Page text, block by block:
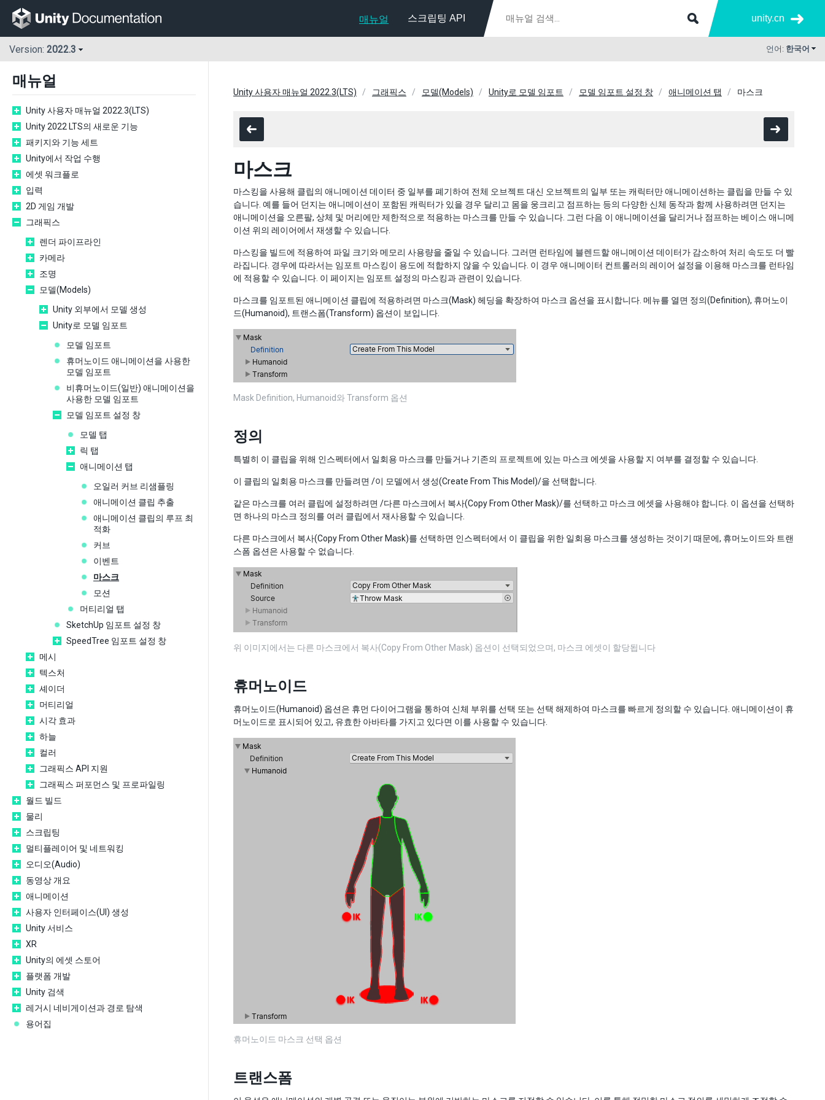
매뉴얼 스크립팅 API unity.cn
Version: 2022.3 언어: 한국어
매뉴얼
Unity 사용자 매뉴얼 2022.3(LTS)
Unity 2022 LTS의 새로운 기능
패키지와 기능 세트
Unity에서 작업 수행
에셋 워크플로
입력
2D 게임 개발
그래픽스
렌더 파이프라인
카메라
조명
모델(Models)
Unity 외부에서 모델 생성
Unity로 모델 임포트
모델 임포트
휴머노이드 애니메이션을 사용한
모델 임포트
비휴머노이드(일반) 애니메이션을
사용한 모델 임포트
모델 임포트 설정 창
모델 탭
릭 탭
애니메이션 탭
오일러 커브 리샘플링
애니메이션 클립 추출
애니메이션 클립의 루프 최
적화
커브
이벤트
마스크
모션
머티리얼 탭
SketchUp 임포트 설정 창
SpeedTree 임포트 설정 창
메시
텍스처
셰이더
머티리얼
시각 효과
하늘
컬러
그래픽스 API 지원
그래픽스 퍼포먼스 및 프로파일링
월드 빌드
물리
스크립팅
멀티플레이어 및 네트워킹
오디오(Audio)
동영상 개요
애니메이션
사용자 인터페이스(UI) 생성
Unity 서비스
XR
Unity의 에셋 스토어
플랫폼 개발
Unity 검색
레거시 네비게이션과 경로 탐색
용어집
Unity 사용자 매뉴얼 2022.3(LTS) 그래픽스 모델(Models) Unity로 모델 임포트 모델 임포트 설정 창 애니메이션 탭 마스크
마스크
마스킹을 사용해 클립의 애니메이션 데이터 중 일부를 폐기하여 전체 오브젝트 대신 오브젝트의 일부 또는 캐릭터만 애니메이션하는 클립을 만들 수 있
습니다. 예를 들어 던지는 애니메이션이 포함된 캐릭터가 있을 경우 달리고 몸을 웅크리고 점프하는 등의 다양한 신체 동작과 함께 사용하려면 던지는
애니메이션을 오른팔, 상체 및 머리에만 제한적으로 적용하는 마스크를 만들 수 있습니다. 그런 다음 이 애니메이션을 달리거나 점프하는 베이스 애니메
이션 위의 레이어에서 재생할 수 있습니다.
마스킹을 빌드에 적용하여 파일 크기와 메모리 사용량을 줄일 수 있습니다. 그러면 런타임에 블렌드할 애니메이션 데이터가 감소하여 처리 속도도 더 빨
라집니다. 경우에 따라서는 임포트 마스킹이 용도에 적합하지 않을 수 있습니다. 이 경우 애니메이터 컨트롤러의 레이어 설정을 이용해 마스크를 런타임
에 적용할 수 있습니다. 이 페이지는 임포트 설정의 마스킹과 관련이 있습니다.
마스크를 임포트된 애니메이션 클립에 적용하려면 마스크(Mask) 헤딩을 확장하여 마스크 옵션을 표시합니다. 메뉴를 열면 정의(Definition), 휴머노이
드(Humanoid), 트랜스폼(Transform) 옵션이 보입니다.
Mask Definition, Humanoid와 Transform 옵션
정의
특별히 이 클립을 위해 인스펙터에서 일회용 마스크를 만들거나 기존의 프로젝트에 있는 마스크 에셋을 사용할 지 여부를 결정할 수 있습니다.
이 클립의 일회용 마스크를 만들려면 /이 모델에서 생성(Create From This Model)/을 선택합니다.
같은 마스크를 여러 클립에 설정하려면 /다른 마스크에서 복사(Copy From Other Mask)/를 선택하고 마스크 에셋을 사용해야 합니다. 이 옵션을 선택하
면 하나의 마스크 정의를 여러 클립에서 재사용할 수 있습니다.
다른 마스크에서 복사(Copy From Other Mask)를 선택하면 인스펙터에서 이 클립을 위한 일회용 마스크를 생성하는 것이기 때문에, 휴머노이드와 트랜
스폼 옵션은 사용할 수 없습니다.
위 이미지에서는 다른 마스크에서 복사(Copy From Other Mask) 옵션이 선택되었으며, 마스크 에셋이 할당됩니다
휴머노이드
휴머노이드(Humanoid) 옵션은 휴먼 다이어그램을 통하여 신체 부위를 선택 또는 선택 해제하여 마스크를 빠르게 정의할 수 있습니다. 애니메이션이 휴
머노이드로 표시되어 있고, 유효한 아바타를 가지고 있다면 이를 사용할 수 있습니다.
휴머노이드 마스크 선택 옵션
트랜스폼